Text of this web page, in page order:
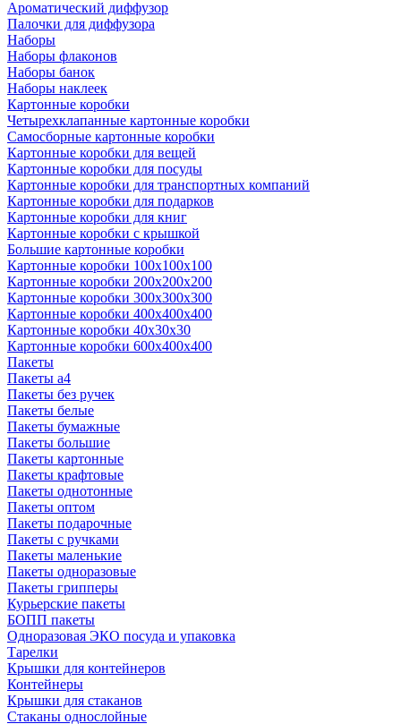
Ароматический диффузор
Палочки для диффузора
Наборы
Наборы флаконов
Наборы банок
Наборы наклеек
Картонные коробки
Четырехклапанные картонные коробки
Самосборные картонные коробки
Картонные коробки для вещей
Картонные коробки для посуды
Картонные коробки для транспортных компаний
Картонные коробки для подарков
Картонные коробки для книг
Картонные коробки с крышкой
Большие картонные коробки
Картонные коробки 100x100x100
Картонные коробки 200x200x200
Картонные коробки 300x300x300
Картонные коробки 400x400x400
Картонные коробки 40x30x30
Картонные коробки 600x400x400
Пакеты
Пакеты а4
Пакеты без ручек
Пакеты белые
Пакеты бумажные
Пакеты большие
Пакеты картонные
Пакеты крафтовые
Пакеты однотонные
Пакеты оптом
Пакеты подарочные
Пакеты с ручками
Пакеты маленькие
Пакеты одноразовые
Пакеты грипперы
Курьерские пакеты
БОПП пакеты
Одноразовая ЭКО посуда и упаковка
Тарелки
Крышки для контейнеров
Контейнеры
Крышки для стаканов
Стаканы однослойные